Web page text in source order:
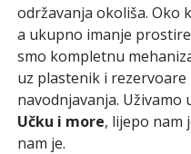
održavanja okoliša. Oko
a ukupno imanje
smo kompletnu
uz plastenik i
navodnjavanja. Uživamo
Učku i more, lijepo nam
nam je.